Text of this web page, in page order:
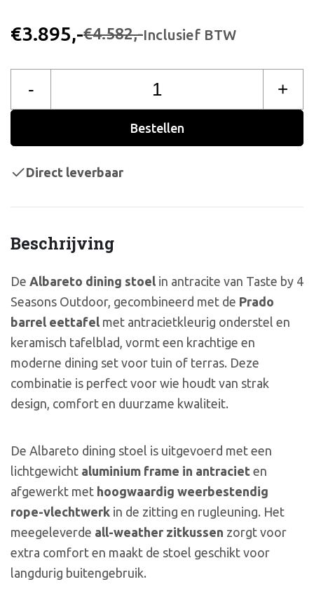
€3.895,-€4.582,-Inclusief BTW
Beschrijving
De Albareto dining stoel in antracite van Taste by 4
Seasons Outdoor, gecombineerd met de Prado
barrel eettafel met antracietkleurig onderstel en
keramisch tafelblad, vormt een krachtige en
moderne dining set voor tuin of terras. Deze
combinatie is perfect voor wie houdt van strak
design, comfort en duurzame kwaliteit.
De Albareto dining stoel is uitgevoerd met een
lichtgewicht aluminium frame in antraciet en
afgewerkt met hoogwaardig weerbestendig
rope-vlechtwerk in de zitting en rugleuning. Het
meegeleverde all-weather zitkussen zorgt voor
extra comfort en maakt de stoel geschikt voor
langdurig buitengebruik.
- +
Bestellen
Direct leverbaar